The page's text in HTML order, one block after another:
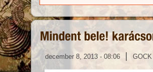
december 8, 2013 - 08:06 | GOCK